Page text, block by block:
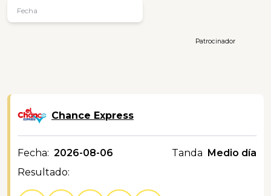
Patrocinador
Chance Express
Fecha: 2026-08-06 Tanda Medio día
Resultado: